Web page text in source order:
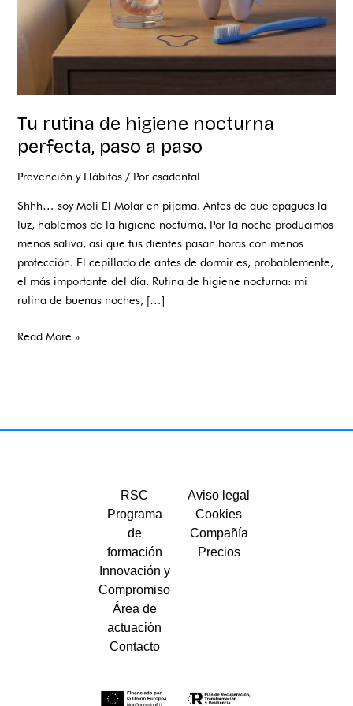
Tu rutina de higiene nocturna
perfecta, paso a paso
Prevención y Hábitos / Porcsadental
Shhh… soy Moli El Molar en pijama. Antes de que apagues la
luz, hablemos de la higiene nocturna. Por la noche producimos
menos saliva, así que tus dientes pasan horas con menos
protección. El cepillado de antes de dormir es, probablemente,
el más importante del día. Rutina de higiene nocturna: mi
rutina de buenas noches, […]
paso
Read More »
RSC
Programa
de
formación
Innovación y
Compromiso
Área de
actuación
Contacto
Aviso legal
Cookies
Compañía
Precios